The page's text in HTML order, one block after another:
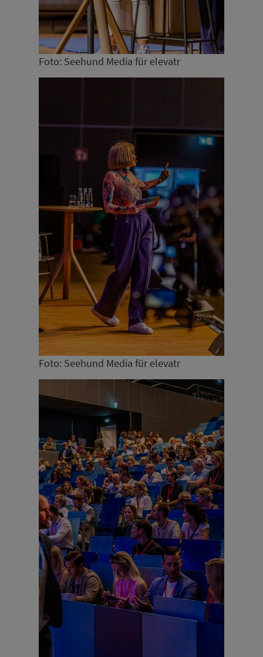
Foto: Seehund Media für elevatr
Foto: Seehund Media für elevatr